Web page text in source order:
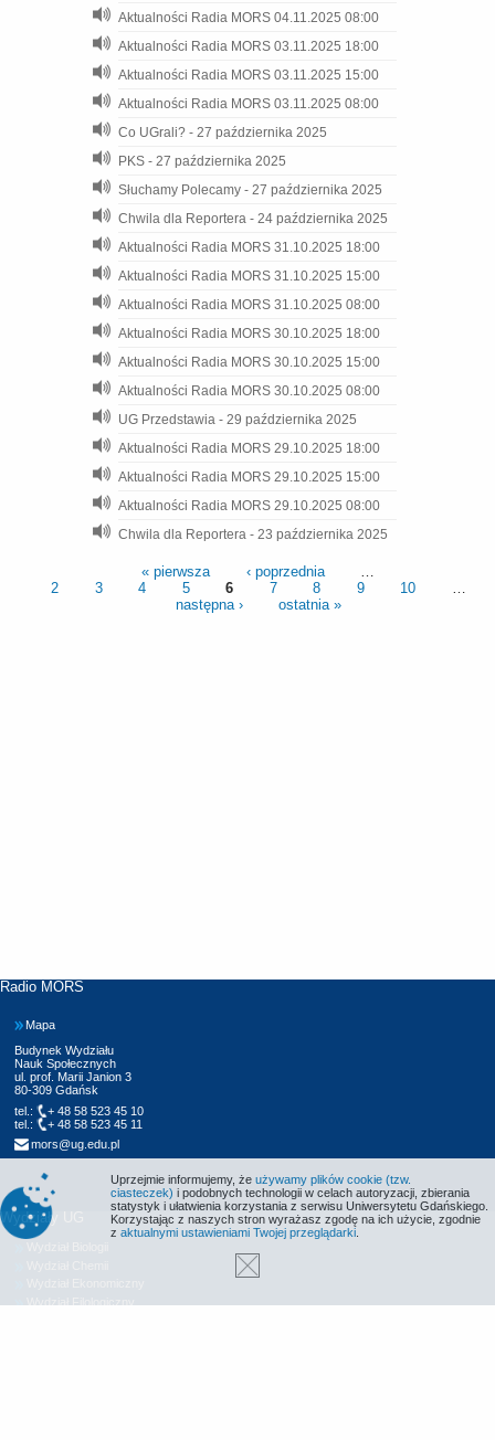
Aktualności Radia MORS 04.11.2025 08:00
Aktualności Radia MORS 03.11.2025 18:00
Aktualności Radia MORS 03.11.2025 15:00
Aktualności Radia MORS 03.11.2025 08:00
Co UGrali? - 27 października 2025
PKS - 27 października 2025
Słuchamy Polecamy - 27 października 2025
Chwila dla Reportera - 24 października 2025
Aktualności Radia MORS 31.10.2025 18:00
Aktualności Radia MORS 31.10.2025 15:00
Aktualności Radia MORS 31.10.2025 08:00
Aktualności Radia MORS 30.10.2025 18:00
Aktualności Radia MORS 30.10.2025 15:00
Aktualności Radia MORS 30.10.2025 08:00
UG Przedstawia - 29 października 2025
Aktualności Radia MORS 29.10.2025 18:00
Aktualności Radia MORS 29.10.2025 15:00
Aktualności Radia MORS 29.10.2025 08:00
Chwila dla Reportera - 23 października 2025
« pierwsza ‹ poprzednia
2
3 4 5 6 7 8 9 10
następna ›
ostatnia »
Radio MORS
Mapa
Budynek Wydziału
Nauk Społecznych
ul. prof. Marii Janion 3
80-309 Gdańsk
tel.:
+ 48 58 523 45 10
tel.:
+ 48 58 523 45 11
mors@ug.edu.pl
Wydziały UG
Uprzejmie informujemy, że używamy plików cookie (tzw.
ciasteczek) i podobnych technologii w celach autoryzacji, zbierania
statystyk i ułatwienia korzystania z serwisu Uniwersytetu Gdańskiego.
Korzystając z naszych stron wyrażasz zgodę na ich użycie, zgodnie
z aktualnymi ustawieniami Twojej przeglądarki